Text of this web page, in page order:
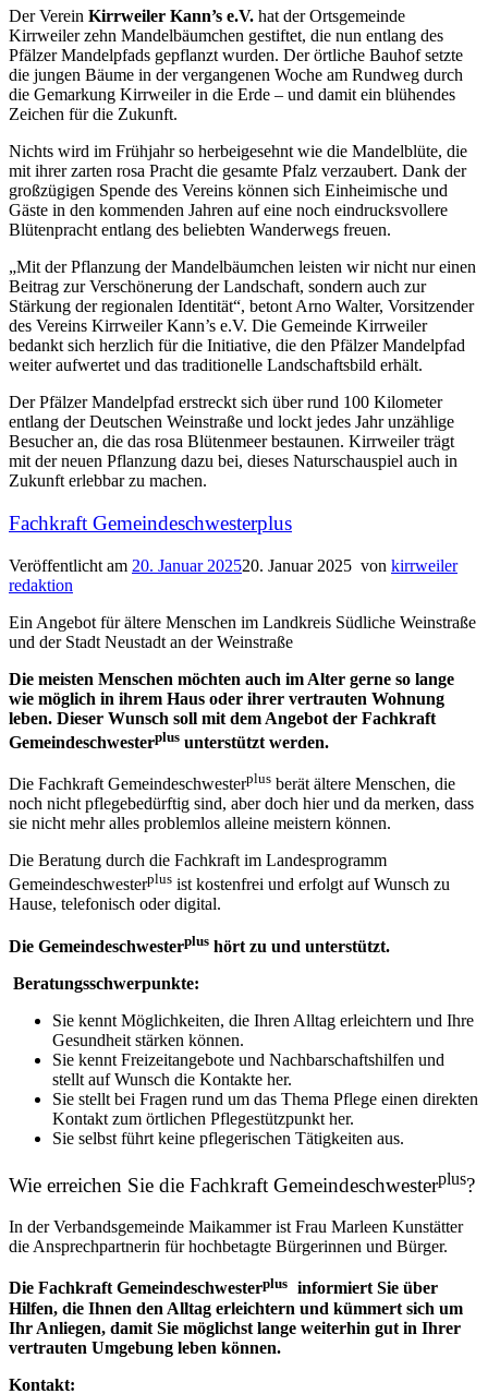
Der Verein Kirrweiler Kann’s e.V. hat der Ortsgemeinde
Kirrweiler zehn Mandelbäumchen gestiftet, die nun entlang des
Pfälzer Mandelpfads gepflanzt wurden. Der örtliche Bauhof setzte
die jungen Bäume in der vergangenen Woche am Rundweg durch
die Gemarkung Kirrweiler in die Erde – und damit ein blühendes
Zeichen für die Zukunft.
Nichts wird im Frühjahr so herbeigesehnt wie die Mandelblüte, die
mit ihrer zarten rosa Pracht die gesamte Pfalz verzaubert. Dank der
großzügigen Spende des Vereins können sich Einheimische und
Gäste in den kommenden Jahren auf eine noch eindrucksvollere
Blütenpracht entlang des beliebten Wanderwegs freuen.
„Mit der Pflanzung der Mandelbäumchen leisten wir nicht nur einen
Beitrag zur Verschönerung der Landschaft, sondern auch zur
Stärkung der regionalen Identität“, betont Arno Walter, Vorsitzender
des Vereins Kirrweiler Kann’s e.V. Die Gemeinde Kirrweiler
bedankt sich herzlich für die Initiative, die den Pfälzer Mandelpfad
weiter aufwertet und das traditionelle Landschaftsbild erhält.
Der Pfälzer Mandelpfad erstreckt sich über rund 100 Kilometer
entlang der Deutschen Weinstraße und lockt jedes Jahr unzählige
Besucher an, die das rosa Blütenmeer bestaunen. Kirrweiler trägt
mit der neuen Pflanzung dazu bei, dieses Naturschauspiel auch in
Zukunft erlebbar zu machen.
Fachkraft Gemeindeschwesterplus
Veröffentlicht am 20. Januar 202520. Januar 2025 von kirrweiler
redaktion
Ein Angebot für ältere Menschen im Landkreis Südliche Weinstraße
und der Stadt Neustadt an der Weinstraße
Die meisten Menschen möchten auch im Alter gerne so lange
wie möglich in ihrem Haus oder ihrer vertrauten Wohnung
leben. Dieser Wunsch soll mit dem Angebot der Fachkraft
Gemeindeschwesterplus unterstützt werden.
Die Fachkraft Gemeindeschwesterplus berät ältere Menschen, die
noch nicht pflegebedürftig sind, aber doch hier und da merken, dass
sie nicht mehr alles problemlos alleine meistern können.
Die Beratung durch die Fachkraft im Landesprogramm
Gemeindeschwesterplus ist kostenfrei und erfolgt auf Wunsch zu
Hause, telefonisch oder digital.
Die Gemeindeschwesterplus hört zu und unterstützt.
Beratungsschwerpunkte:
Sie kennt Möglichkeiten, die Ihren Alltag erleichtern und Ihre
Gesundheit stärken können.
Sie kennt Freizeitangebote und Nachbarschaftshilfen und
stellt auf Wunsch die Kontakte her.
Sie stellt bei Fragen rund um das Thema Pflege einen direkten
Kontakt zum örtlichen Pflegestützpunkt her.
Sie selbst führt keine pflegerischen Tätigkeiten aus.
Wie erreichen Sie die Fachkraft Gemeindeschwesterplus?
In der Verbandsgemeinde Maikammer ist Frau Marleen Kunstätter
die Ansprechpartnerin für hochbetagte Bürgerinnen und Bürger.
Die Fachkraft Gemeindeschwesterplus informiert Sie über
Hilfen, die Ihnen den Alltag erleichtern und kümmert sich um
Ihr Anliegen, damit Sie möglichst lange weiterhin gut in Ihrer
vertrauten Umgebung leben können.
Kontakt: